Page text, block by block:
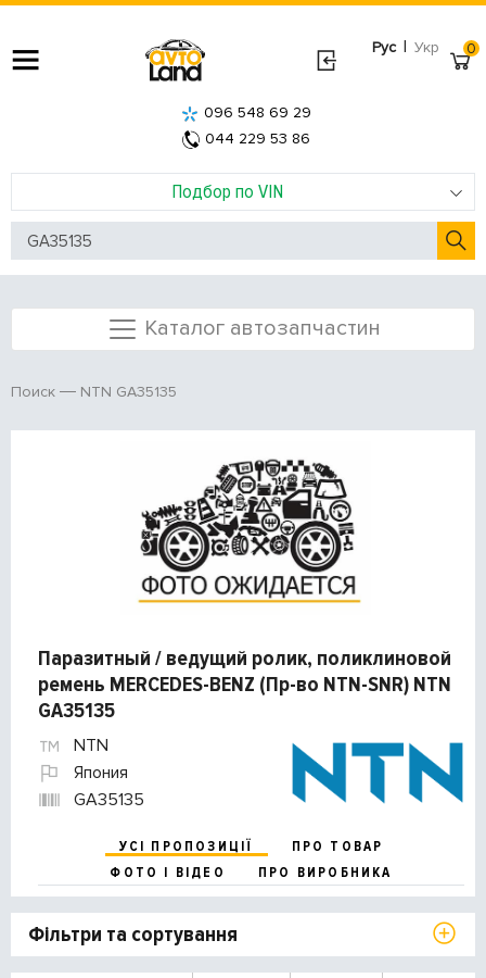
Рус | Укр
Подбор по VIN
096 548 69 29
044 229 53 86
0
Каталог автозапчастин
Поиск NTN GA35135
Паразитный / ведущий ролик, поликлиновой
ремень MERCEDES-BENZ (Пр-во NTN-SNR) NTN
GA35135
NTN
Япония
GA35135
УСІ ПРОПОЗИЦІЇ
ПРО ТОВАР
ФОТО І ВІДЕО
ПРО ВИРОБНИКА
Фільтри та сортування